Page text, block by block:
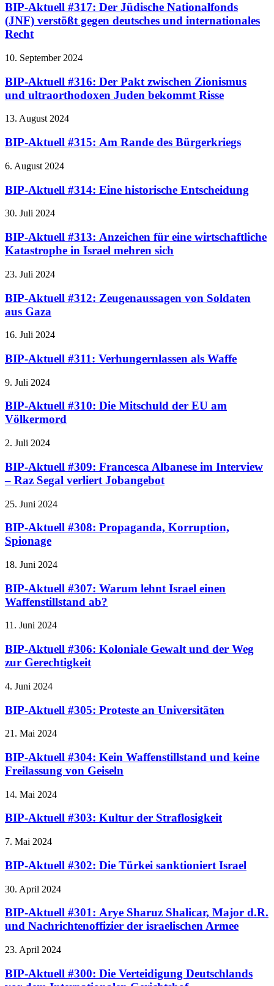
BIP-Aktuell #317: Der Jüdische Nationalfonds
(JNF) verstößt gegen deutsches und internationales
Recht
10. September 2024
BIP-Aktuell #316: Der Pakt zwischen Zionismus
und ultraorthodoxen Juden bekommt Risse
13. August 2024
BIP-Aktuell #315: Am Rande des Bürgerkriegs
6. August 2024
BIP-Aktuell #314: Eine historische Entscheidung
30. Juli 2024
BIP-Aktuell #313: Anzeichen für eine wirtschaftliche
Katastrophe in Israel mehren sich
23. Juli 2024
BIP-Aktuell #312: Zeugenaussagen von Soldaten
aus Gaza
16. Juli 2024
BIP-Aktuell #311: Verhungernlassen als Waffe
9. Juli 2024
BIP-Aktuell #310: Die Mitschuld der EU am
Völkermord
2. Juli 2024
BIP-Aktuell #309: Francesca Albanese im Interview
– Raz Segal verliert Jobangebot
25. Juni 2024
BIP-Aktuell #308: Propaganda, Korruption,
Spionage
18. Juni 2024
BIP-Aktuell #307: Warum lehnt Israel einen
Waffenstillstand ab?
11. Juni 2024
BIP-Aktuell #306: Koloniale Gewalt und der Weg
zur Gerechtigkeit
4. Juni 2024
BIP-Aktuell #305: Proteste an Universitäten
21. Mai 2024
BIP-Aktuell #304: Kein Waffenstillstand und keine
Freilassung von Geiseln
14. Mai 2024
BIP-Aktuell #303: Kultur der Straflosigkeit
7. Mai 2024
BIP-Aktuell #302: Die Türkei sanktioniert Israel
30. April 2024
BIP-Aktuell #301: Arye Sharuz Shalicar, Major d.R.
und Nachrichtenoffizier der israelischen Armee
23. April 2024
BIP-Aktuell #300: Die Verteidigung Deutschlands